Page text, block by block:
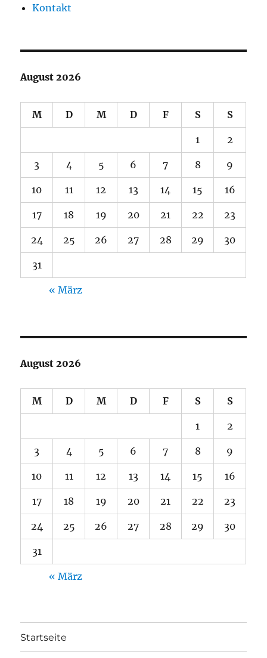
Kontakt
August 2026
M D M D F S S
1 2
3 4 5 6 7 8 9
10 11 12 13 14 15 16
17 18 19 20 21 22 23
24 25 26 27 28 29 30
31
« März
August 2026
M D M D F S S
1 2
3 4 5 6 7 8 9
10 11 12 13 14 15 16
17 18 19 20 21 22 23
24 25 26 27 28 29 30
31
« März
Startseite